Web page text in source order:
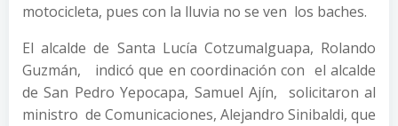
motocicleta, pues con la lluvia no se ven los baches.
El alcalde de Santa Lucía Cotzumalguapa, Rolando
Guzmán, indicó que en coordinación con el alcalde
de San Pedro Yepocapa, Samuel Ajín, solicitaron al
ministro de Comunicaciones, Alejandro Sinibaldi, que